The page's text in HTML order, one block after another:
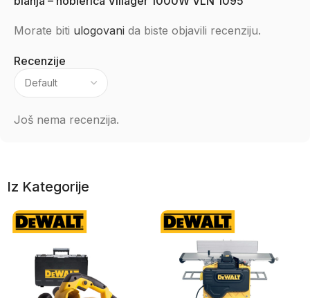
Recenzije
Još nema recenzija.
Morate biti ulogovani da biste objavili recenziju.
Iz Kategorije